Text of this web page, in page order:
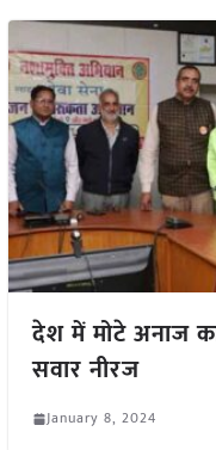
देश में मोटे अनाज
सवार नीरज
January 8, 2024